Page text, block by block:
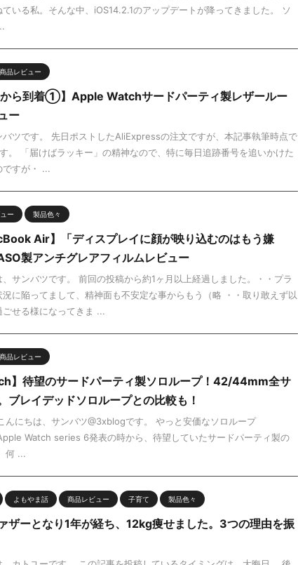
いる私。そんな中、iOS14.2.1のアップデートが降ってきました。 ソ
商品レビュー
から到着①】Apple Watchサードパーティ製レザールー
ー
バツです。 先日ポストしたAliExpressの注文ですが、本記事執筆時点で
。 「届けばラッキー」の精神なので、特に毎日追跡番号を追いかけた
ですが・ ...
ー 製品色々
Air】「ディスプレイに顔が映り込むのはもう嫌
製アンチグレアフィルムレビュー
サンバツです。 前回の投稿から約1ヶ月以上経過しました。・・プラ
に陥ってまして、精神面も不安定な事からもう（略 ・・取り敢えず以
せる様になってきま ...
商品レビュー
】待望のサードパーティ製ソロループ！42/44mm全サ
ブレイデッドソロループとの比較も！
んにちは、サンバツ@3xblogです。 やっと安価なソロループ
Watch series 6発表の時から、待望していたサードパーティ製の
何 ...
よもやま話 商品レビュー 子育て 製品色々
ザーとなり1年が経ち、12kg痩せました。3つの理由を振